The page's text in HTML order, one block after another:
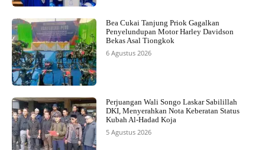
Bea Cukai Tanjung Priok Gagalkan
Penyelundupan Motor Harley Davidson
Bekas Asal Tiongkok
6 Agustus 2026
Perjuangan Wali Songo Laskar Sabilillah
DKI, Menyerahkan Nota Keberatan Status
Kubah Al-Hadad Koja
5 Agustus 2026